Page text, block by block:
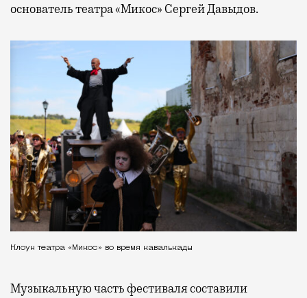
основатель театра «Микос» Сергей Давыдов.
Клоун театра «Микос» во время кавалькады
Музыкальную часть фестиваля составили